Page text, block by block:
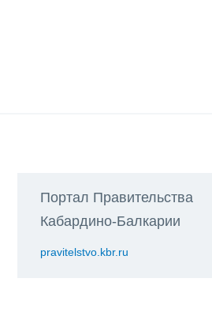
Портал Правительства
Кабардино-Балкарии
pravitelstvo.kbr.ru